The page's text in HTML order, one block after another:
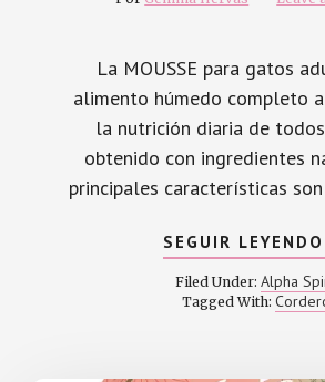
La MOUSSE para gatos
alimento húmedo completo
la nutrición diaria de
obtenido con ingredientes
principales características
SEGUIR LEYENDO
Filed Under: Alpha
Tagged With: